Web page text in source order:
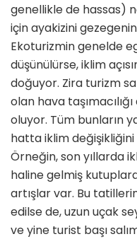
genellikle de hassas)
için ayakizini
Ekoturizmin genelde
düşünülürse, iklim
doğu­yor. Zira turizm
olan hava
oluyor. Tüm bunların
hatta iklim
Örneğin, son yıllarda
haline gelmiş
artışlar var. Bu tatillerin
edilse de, uzun uçak
ve yine turist başı